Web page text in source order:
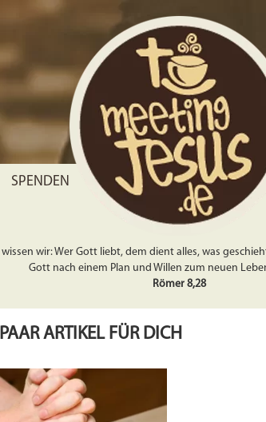
SPENDEN
wir: Wer Gott liebt, dem dient alles, was
Gott nach einem Plan und Willen zum neuen
Römer 8,28
ARTIKEL FÜR DICH